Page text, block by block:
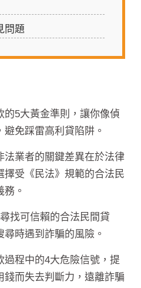
問題
的5大黃金準則，讓你像偵
免踩雷高利貸陷阱。
法業者的關鍵差異在於法律
擇受《民法》規範的合法民
。
找可信賴的合法民間貸
時遇到詐騙的風險。
過程中的4大危險信號，提
錢而失去判斷力，遠離詐騙